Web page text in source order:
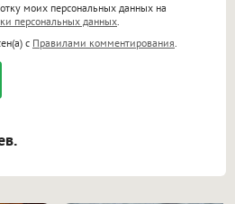
<i>, <em>, <s>, <big>,
<pre>, <ul>, <ol>, <li>,
экранирует HTML,
становятся
img] будет
моих персональных данных на
персональных данных
с Правилами комментирования